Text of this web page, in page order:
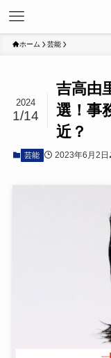
ホーム 芸能
吉高由
選！事
近？
2024
1/14
芸能 2023年6月2日